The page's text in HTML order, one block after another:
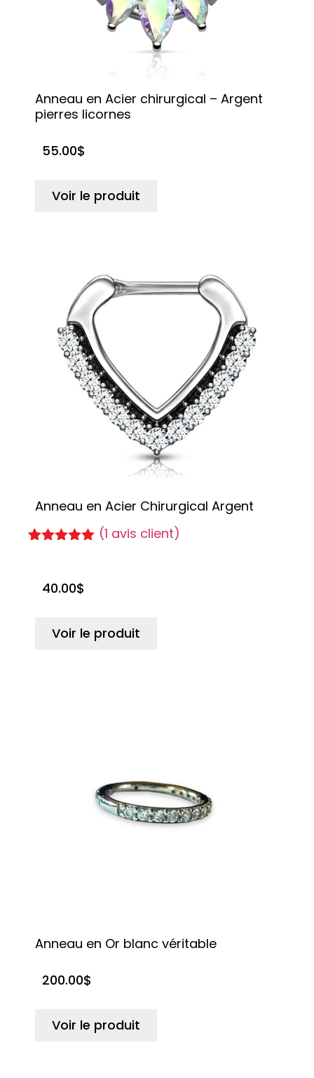
Anneau en Acier chirurgical – Argent
pierres licornes
55.00$
Voir le produit
Anneau en Acier Chirurgical Argent
notation
(1 avis client)
40.00$
Voir le produit
Anneau en Or blanc véritable
200.00$
Voir le produit